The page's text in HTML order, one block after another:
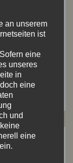
an unserem
ist
eine
unseres
in
eine
und
eine